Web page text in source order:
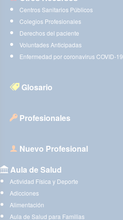
Centros Sanitarios Públicos
Colegios Profesionales
Derechos del paciente
Voluntades Anticipadas
Enfermedad por coronavirus COVID-19
Glosario
Profesionales
Nuevo Profesional
Aula de Salud
Actividad Física y Deporte
Adicciones
Alimentación
Aula de Salud para Familias